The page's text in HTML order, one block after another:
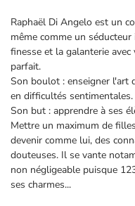
Raphaël Di Angelo est un
même comme un
finesse et la galanterie
parfait.
Son boulot : enseigner l'art
en difficultés sentimentales.
Son but : apprendre à ses
Mettre un maximum de
devenir comme lui, des
douteuses. Il se vante
non négligeable puisque
ses charmes...